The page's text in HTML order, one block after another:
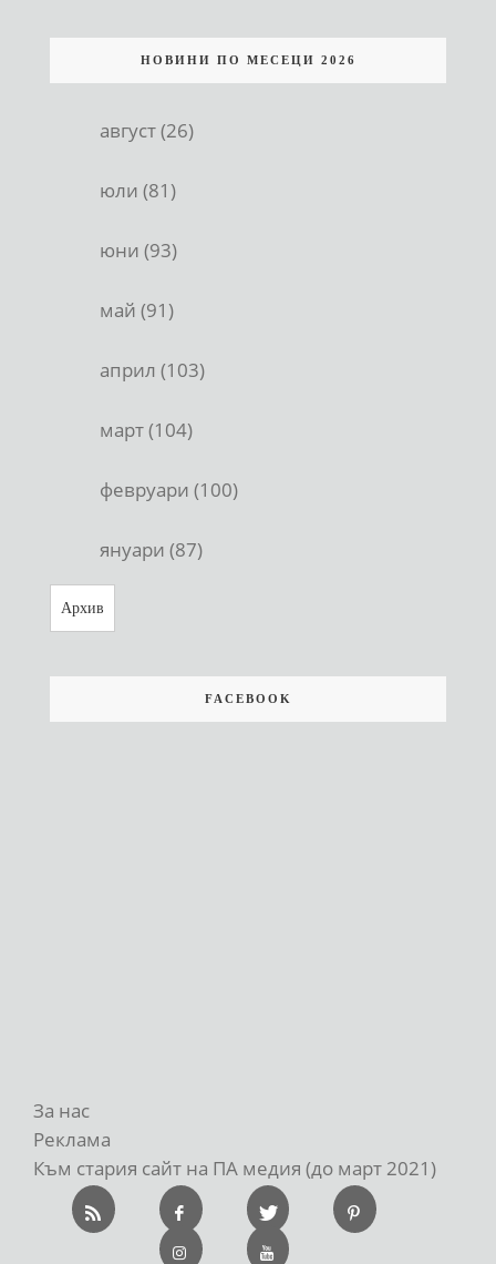
НОВИНИ ПО МЕСЕЦИ 2026
август (26)
юли (81)
юни (93)
май (91)
април (103)
март (104)
февруари (100)
януари (87)
Архив
FACEBOOK
За нас
Реклама
Към стария сайт на ПА медия (до март 2021)